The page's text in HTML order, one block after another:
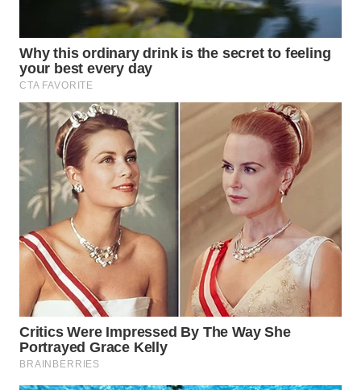
SURABAYA
WN
NATUNA
WN
BINTAN
WN
MANDALIKA
WN
LIKUPANG
LABUANBAJO
WN